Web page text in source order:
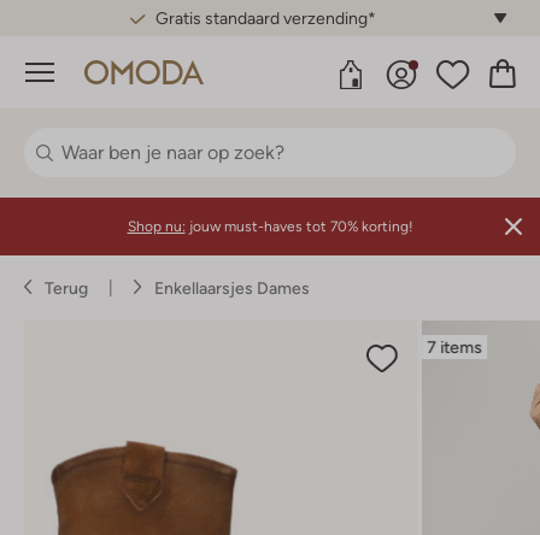
Gratis standaard verzending*
Menu
Shop nu: jouw must-haves tot 70% korting!
Terug Enkellaarsjes Dames
7 items